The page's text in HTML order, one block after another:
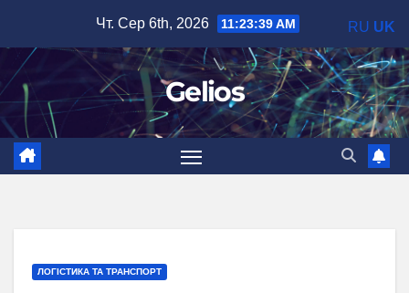
вмісту
Чт. Сер 6th, 2026 11:23:40 AM
Gelios
ЛОГІСТИКА ТА ТРАНСПОРТ
RU UK